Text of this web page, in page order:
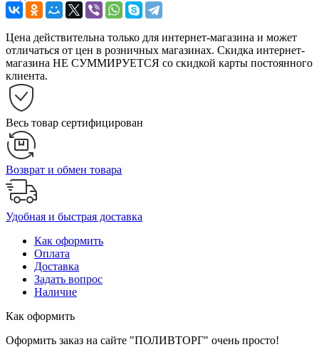
Цена действительна только для интернет-магазина и может
отличаться от цен в розничных магазинах. Скидка интернет-
магазина НЕ СУММИРУЕТСЯ со скидкой карты постоянного
клиента.
Весь товар сертифицирован
Возврат и обмен товара
Удобная и быстрая доставка
Как оформить
Оплата
Доставка
Задать вопрос
Наличие
Как оформить
Оформить заказ на сайте "ПОЛИВТОРГ" очень просто!